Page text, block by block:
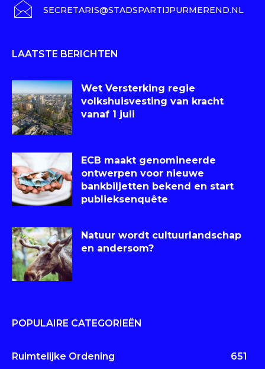
SECRETARIS@STADSPARTIJPURMEREND.NL
LAATSTE BERICHTEN
Wet Versterking regie
volkshuisvesting van kracht
vanaf 1 juli
ECB maakt genomineerde
ontwerpen voor nieuwe
bankbiljetten bekend en start
publieksenquête
Natuur wordt cultuurlandschap
en andersom?
POPULAIRE CATEGORIEËN
Ruimtelijke Ordening 651